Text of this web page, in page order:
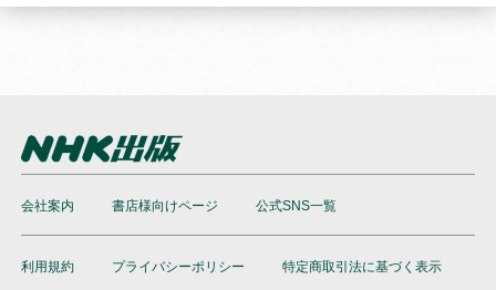
会社案内 書店様向けページ 公式SNS一覧
利用規約 プライバシーポリシー 特定商取引法に基づく表示